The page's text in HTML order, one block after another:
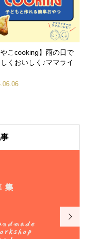
やこcooking】雨の日で
くおいしく♪ママライ
